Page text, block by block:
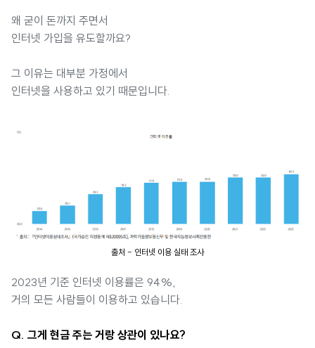
왜 굳이 돈까지 주면서
인터넷 가입을 유도할까요?
그 이유는 대부분 가정에서
인터넷을 사용하고 있기 때문입니다.
출처 - 인터넷 이용 실태 조사
2023년 기준 인터넷 이용률은 94%,
거의 모든 사람들이 이용하고 있습니다.
Q. 그게 현금 주는 거랑 상관이 있나요?